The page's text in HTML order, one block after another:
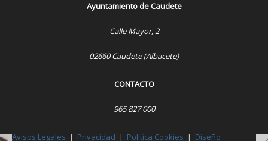
Ayuntamiento de Caudete
Calle Mayor, 2
02660 Caudete (Albacete)
CONTACTO
965 827 000
Avisos Legales | Privacidad | Política Cookies | Diseño